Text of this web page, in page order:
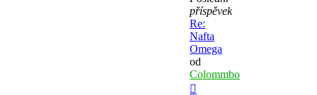
příspěvek
Re:
Nafta
Omega
od
Colommbo